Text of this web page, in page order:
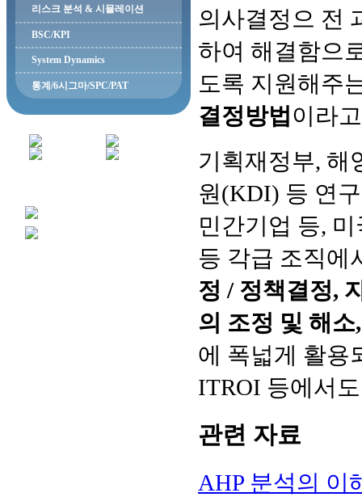
리스크 분석 & 시뮬레이션
BSC/KPI
System Dynamics
통계/6시그마/SPC/PAT
의사결정으 전
하여 해결함으
도록 지원해주
결정방법이라
기획재정부, 해
원(KDI) 등 연
민간기업 등,
등 각급 조직에
정 / 정책결정,
의 조정 및 해
에 폭넓게 활용
ITROI 등에서
관련 자료
AHP 분석의 이